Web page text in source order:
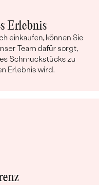
Erlebnis
einkaufen, können Sie
Team dafür sorgt,
Schmuckstücks zu
Erlebnis wird.